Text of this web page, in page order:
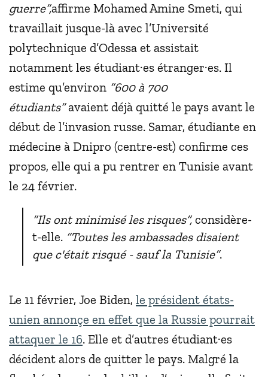
guerre”,affirme Mohamed Amine Smeti, qui
travaillait jusque-là avec l’Université
polytechnique d’Odessa et assistait
notamment les étudiant·es étranger·es. Il
estime qu’environ “600 à 700
étudiants”avaient déjà quitté le pays avant le
début de l’invasion russe. Samar, étudiante en
médecine à Dnipro (centre-est) confirme ces
propos, elle qui a pu rentrer en Tunisie avant
le 24 février.
“Ils ont minimisé les risques”, considère-
t-elle. “Toutes les ambassades disaient
que c'était risqué - sauf la Tunisie”.
Le 11 février, Joe Biden, le président états-
unien annonçe en effet que la Russie pourrait
attaquer le 16. Elle et d’autres étudiant·es
décident alors de quitter le pays. Malgré la